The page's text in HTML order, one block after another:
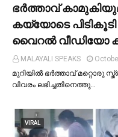
ഭര്‍ത്താവ്
കയ്യോടെ പിടികൂടി
വൈറൽ വീഡിയോ
MALAYALI SPEAKS
മുറിയില്‍ ഭർത്താവ് മറ്റൊരു
വിവരം ലഭിച്ചതിനെത്തു…
VIRAL